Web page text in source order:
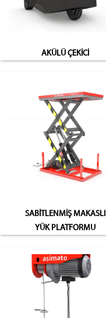
AKÜLÜ ÇEKİCİ
SABİTLENMİŞ MAKASLI
YÜK PLATFORMU